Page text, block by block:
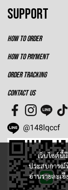
เว็บไซต์นี้
ประสบการณ์
อ่านรายละเ
SUPPORT
HOW TO ORDER
HOW TO PAYMENT
ORDER TRACKING
CONTACT US
@148lqccf